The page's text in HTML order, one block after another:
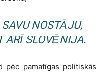
NOSTĀJU,
ARĪ SLOVĒNIJA.
pēc pamatīgas politiskās